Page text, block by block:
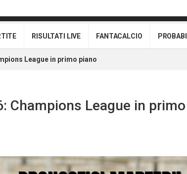
RISULTATI LIVE FANTACALCIO
League in primo piano
Champions League in primo